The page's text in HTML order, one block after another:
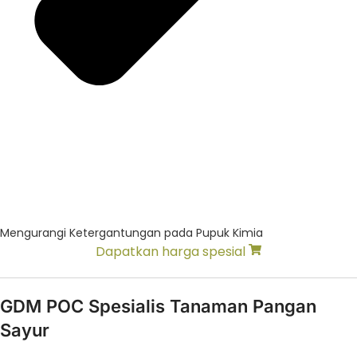
Mengurangi Ketergantungan pada Pupuk Kimia
Dapatkan harga spesial
GDM POC Spesialis Tanaman Pangan
Sayur